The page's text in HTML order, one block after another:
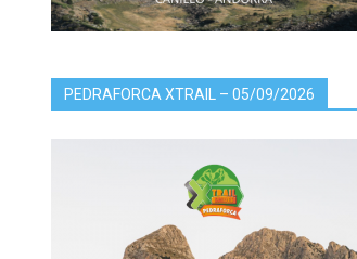
PEDRAFORCA XTRAIL – 05/09/2026